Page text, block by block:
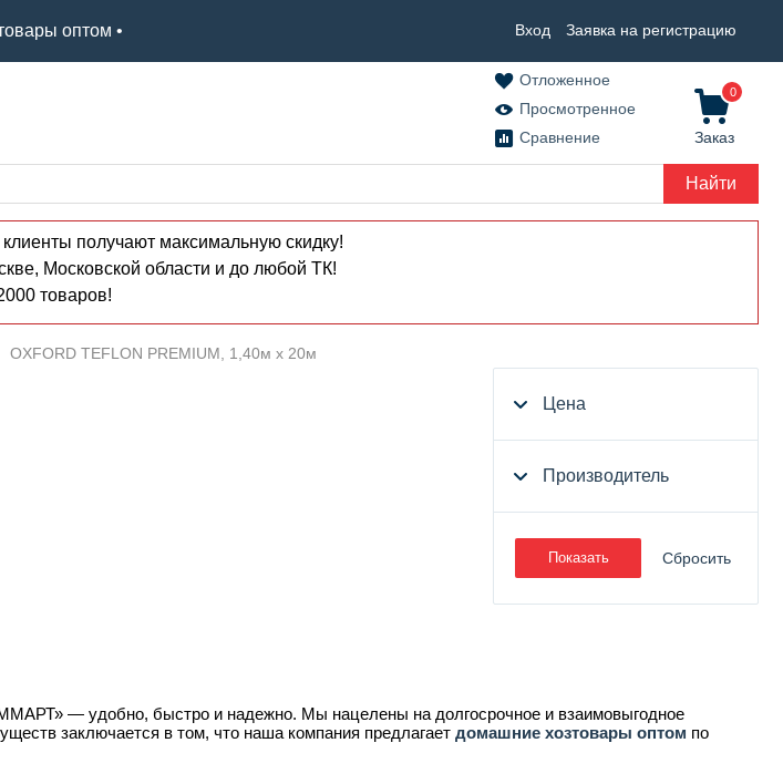
оптом • Вход Заявка на регистрацию
0
Заказ
Отложенное
Просмотренное
Сравнение
Найти
получают максимальную скидку!
Московской области и до любой ТК!
товаров!
OXFORD TEFLON PREMIUM, 1,40м х 20м
Цена
Производитель
Показать Сбросить
— удобно, быстро и надежно. Мы нацелены на долгосрочное и взаимовыгодное
заключается в том, что наша компания предлагает домашние хозтовары оптом по